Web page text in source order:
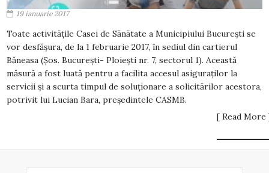
19 ianuarie 2017
Toate activitățile Casei de Sănătate a Municipiului București se
vor desfășura, de la 1 februarie 2017, în sediul din cartierul
Băneasa (Șos. București- Ploiești nr. 7, sectorul 1). Această
măsură a fost luată pentru a facilita accesul asiguraților la
servicii și a scurta timpul de soluționare a solicitărilor acestora,
potrivit lui Lucian Bara, președintele CASMB.
[ Read More